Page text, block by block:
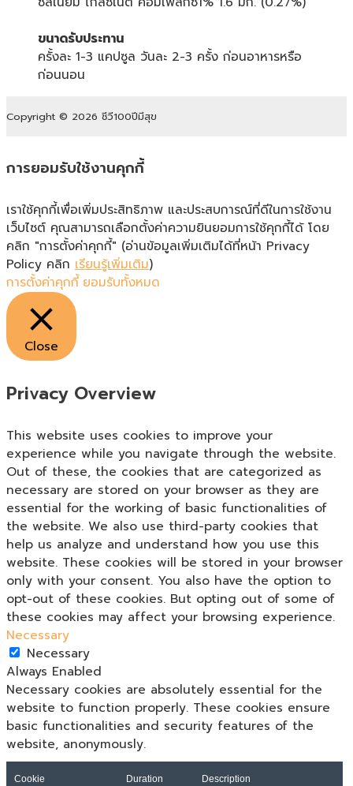
ขนาดรับประทาน
ครั้งละ 1-3 แคปซูล วันละ 2-3 ครั้ง ก่อนอาหารหรือ
ก่อนนอน
Copyright © 2026 ชีวี100ปีมีสุข
การยอมรับใช้งานคุกกี้
เราใช้คุกกี้เพื่อเพิ่มประสิทธิภาพ และประสบการณ์ที่ดีในการใช้งาน
เว็บไซต์ คุณสามารถเลือกตั้งค่าความยินยอมการใช้คุกกี้ได้ โดย
คลิก "การตั้งค่าคุกกี้" (อ่านข้อมูลเพิ่มเติมได้ที่หน้า Privacy
Policy คลิก เรียนรู้เพิ่มเติม)
การตั้งค่าคุกกี้ ยอมรับทั้งหมด
Close
Privacy Overview
This website uses cookies to improve your
experience while you navigate through the website.
Out of these, the cookies that are categorized as
necessary are stored on your browser as they are
essential for the working of basic functionalities of
the website. We also use third-party cookies that
help us analyze and understand how you use this
website. These cookies will be stored in your browser
only with your consent. You also have the option to
opt-out of these cookies. But opting out of some of
these cookies may affect your browsing experience.
Necessary
Necessary
Always Enabled
Necessary cookies are absolutely essential for the
website to function properly. These cookies ensure
basic functionalities and security features of the
website, anonymously.
Cookie Duration Description